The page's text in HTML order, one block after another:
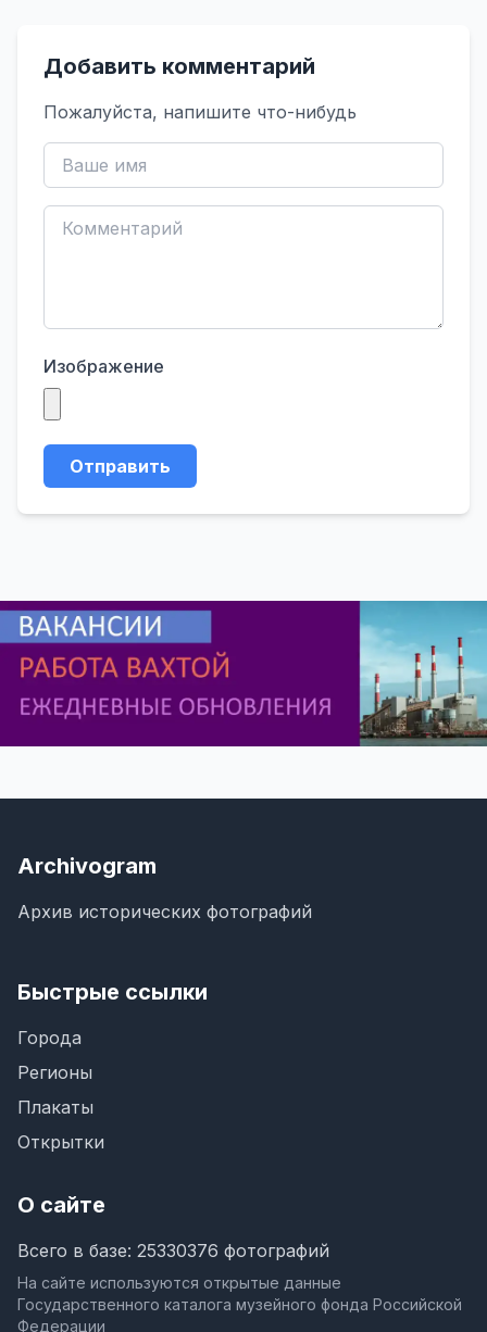
Добавить комментарий
Пожалуйста, напишите что-нибудь
Изображение
Отправить
Archivogram
Архив исторических фотографий
Быстрые ссылки
Города
Регионы
Плакаты
Открытки
О сайте
Всего в базе: 25330376 фотографий
На сайте используются открытые данные
Государственного каталога музейного фонда Российской
Федерации